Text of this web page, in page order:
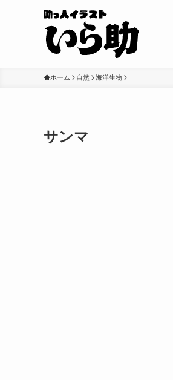
ホーム 自然 海洋生物
サンマ